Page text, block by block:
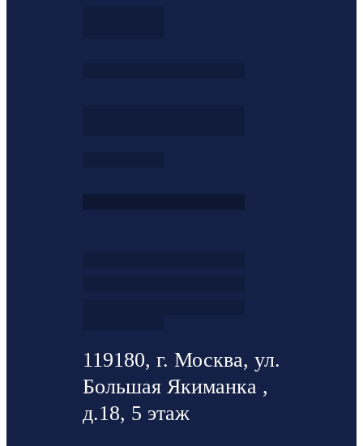
119180, г. Москва, ул.
Большая Якиманка ,
д.18, 5 этаж